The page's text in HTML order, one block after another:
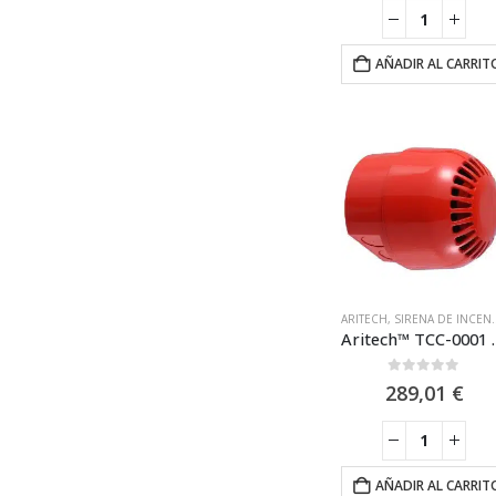
AÑADIR AL
ARITECH, SIRENA DE INCENDIO CONVENCIONAL
Aritech™
289,01 €
AÑADIR AL